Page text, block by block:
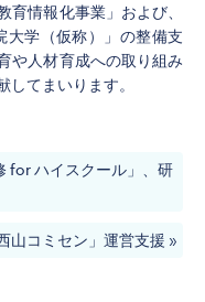
情報化事業」および、
学（仮称）」の整備支
や人材育成への取り組み
てまいります。
for ハイスクール」、研
山コミセン」運営支援 »